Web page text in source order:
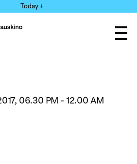
Today +
06.30 PM - 12.00 AM